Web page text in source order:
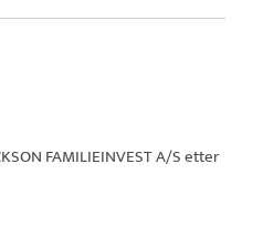
FAMILIEINVEST A/Setter